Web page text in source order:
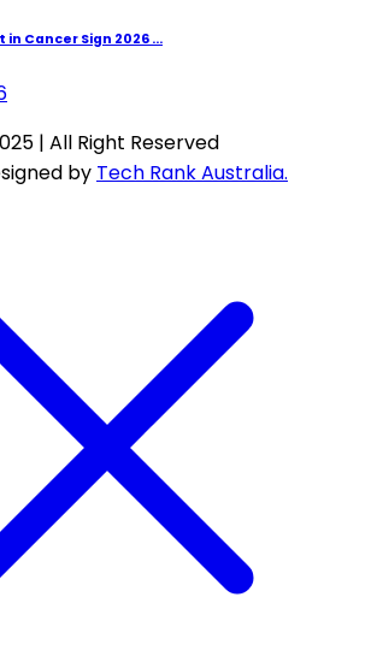
Cancer Sign 2026 ...
| All Right Reserved
by Tech Rank Australia.